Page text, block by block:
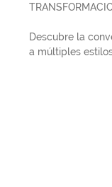
Descubre la
a múltiples